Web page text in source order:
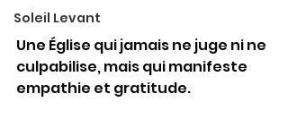
Soleil Levant
Une Église qui jamais ne juge ni ne
culpabilise, mais qui manifeste
empathie et gratitude.